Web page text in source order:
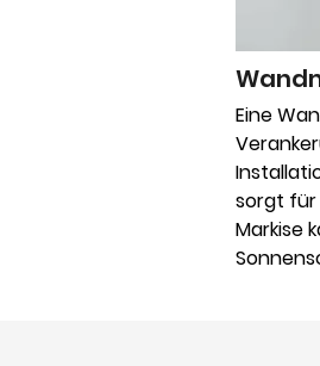
Eine
sorgt für
Markise